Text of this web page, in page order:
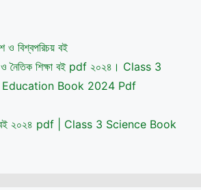
ও বিশ্বপরিচয় বই
ও নৈতিক শিক্ষা বই pdf ২০২৪। Class 3
Book 2024 Pdf
বই ২০২৪ pdf | Class 3 Science Book